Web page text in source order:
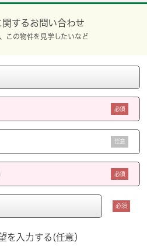
関するお問い合わせ
この物件を見学したいなど
必須
任意
必須
必須
を入力する(任意）